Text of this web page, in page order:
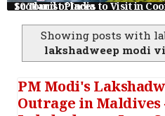
10 Tourist Places to Visit in Coorg - తెలుగులో కూర్గ్ ట్రిప్ - Scotland of India
Showing posts with
lakshadweep modi
PM Modi's
Outrage in Maldives